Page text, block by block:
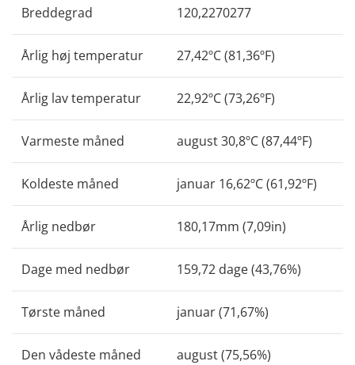
Breddegrad 120,2270277
Årlig høj temperatur 27,42ºC (81,36ºF)
Årlig lav temperatur 22,92ºC (73,26ºF)
Varmeste måned august 30,8ºC (87,44ºF)
Koldeste måned januar 16,62ºC (61,92ºF)
Årlig nedbør 180,17mm (7,09in)
Dage med nedbør 159,72 dage (43,76%)
Tørste måned januar (71,67%)
Den vådeste måned august (75,56%)